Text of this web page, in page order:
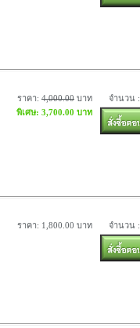
ราคา: 4,000.00 บาท
พิเศษ: 3,700.00 บาท
จำนวน :
ราคา: 1,800.00 บาท จำนวน :